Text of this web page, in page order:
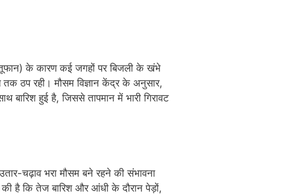
के कारण कई जगहों पर बिजली के खंभे
ठप रही। मौसम विज्ञान केंद्र के अनुसार,
हुई है, जिससे तापमान में भारी गिरावट
चढ़ाव भरा मौसम बने रहने की संभावना
है कि तेज बारिश और आंधी के दौरान पेड़ों,